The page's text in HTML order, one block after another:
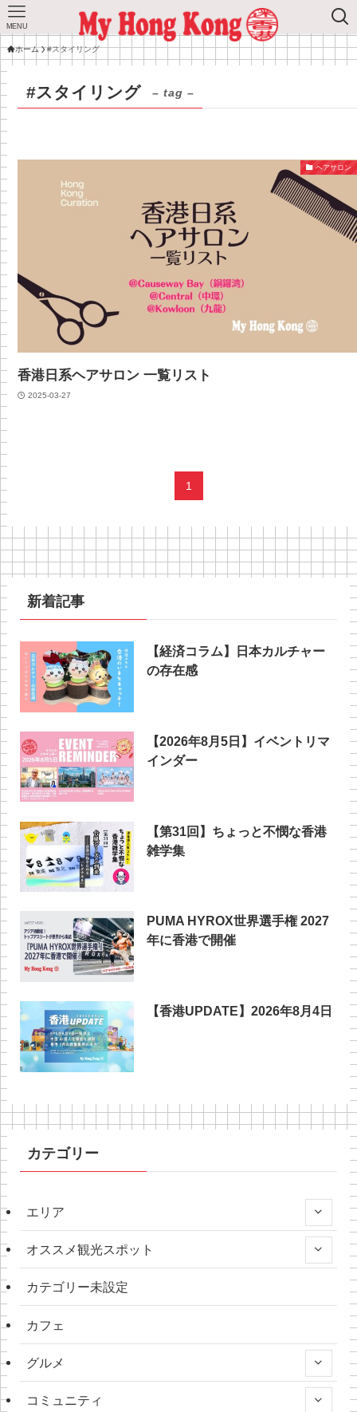
MENU
ホーム #スタイリング
#スタイリング – tag –
ヘアサロン
香港日系ヘアサロン 一覧リスト
2025-03-27
1
新着記事
【経済コラム】日本カルチャー
の存在感
【2026年8月5日】イベントリマ
インダー
【第31回】ちょっと不憫な香港
雑学集
PUMA HYROX世界選手権 2027
年に香港で開催
【香港UPDATE】2026年8月4日
カテゴリー
エリア
オススメ観光スポット
カテゴリー未設定
カフェ
グルメ
コミュニティ